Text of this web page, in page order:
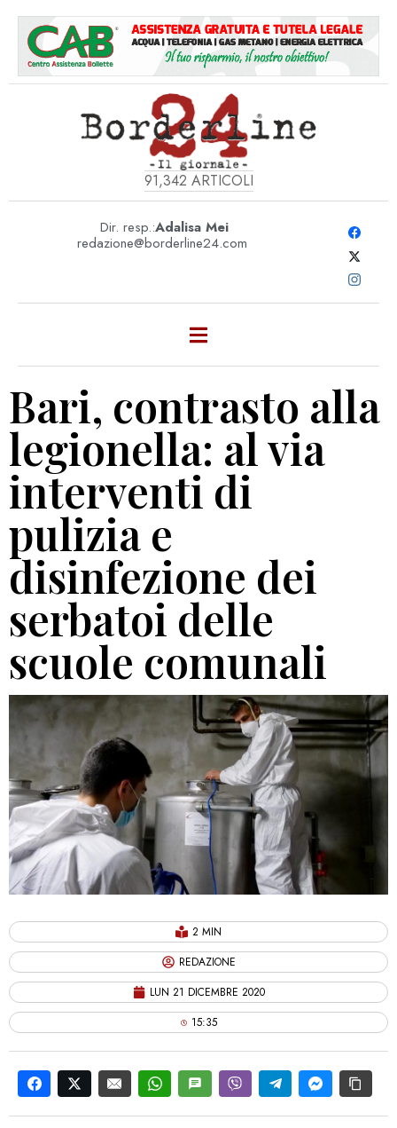
91,342 ARTICOLI
Dir. resp.:Adalisa Mei
redazione@borderline24.com
Bari, contrasto alla
legionella: al via
interventi di
pulizia e
disinfezione dei
serbatoi delle
scuole comunali
2 MIN
REDAZIONE
LUN 21 DICEMBRE 2020
15:35